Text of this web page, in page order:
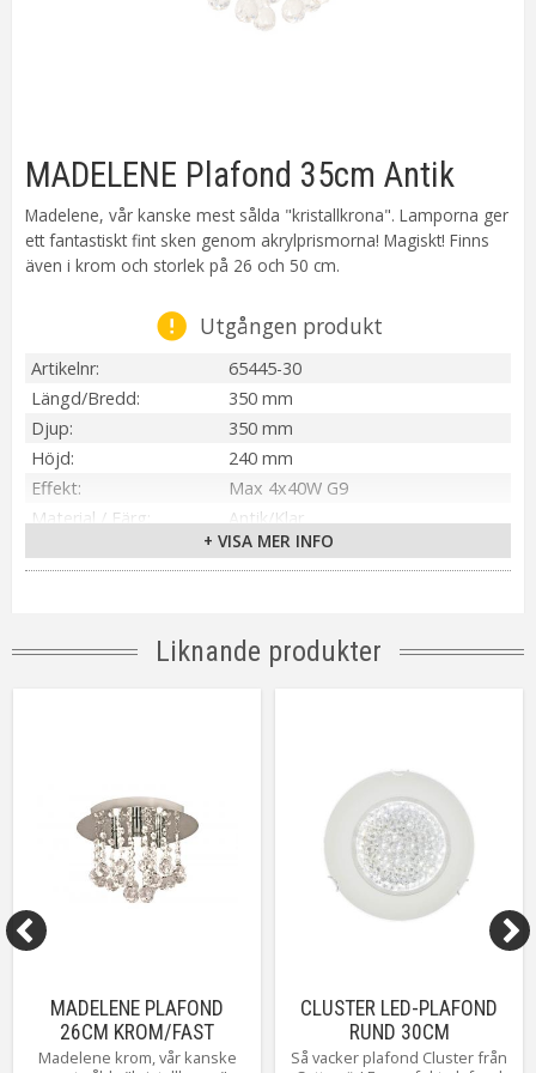
MADELENE Plafond 35cm Antik
Madelene, vår kanske mest sålda "kristallkrona". Lamporna ger
ett fantastiskt fint sken genom akrylprismorna! Magiskt! Finns
även i krom och storlek på 26 och 50 cm.
Utgången produkt
Artikelnr
65445-30
Längd/Bredd
350 mm
Djup
350 mm
Höjd
240 mm
Effekt
Max 4x40W G9
Material / Färg
Antik/Klar
Inkl. 4x40W G9
Sockel
G9
Aneta Belysning AB
+ VISA MER INFO
Liknande produkter
MADELENE PLAFOND
26CM KROM/FAST
INSTALLATION
Madelene krom, vår kanske
CLUSTER LED-PLAFOND
RUND 30CM
FROSTAD/KRISTALL
Så vacker plafond Cluster från